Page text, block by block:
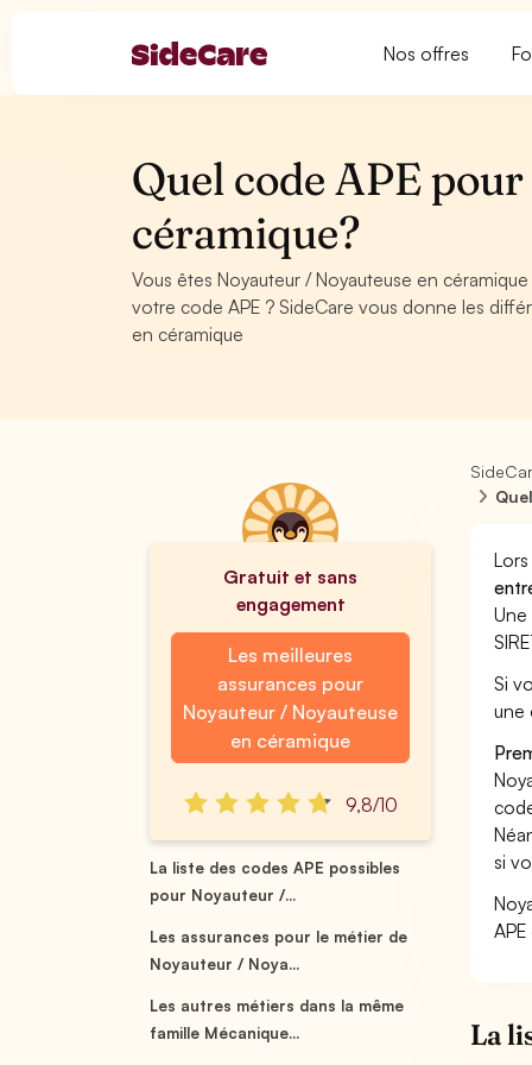
Nos offres
Quel code APE
céramique?
Vous êtes Noyauteur / Noyauteuse en
votre code APE ? SideCare vous donne les
en céramique
Gratuit et sans
engagement
Les meilleures
assurances pour
Noyauteur / Noyauteuse
en céramique
9,8/10
La liste des codes APE possibles
pour Noyauteur /...
Les assurances pour le métier de
Noyauteur / Noya...
Les autres métiers dans la même
famille Mécanique...
Une
Si
une
si
La